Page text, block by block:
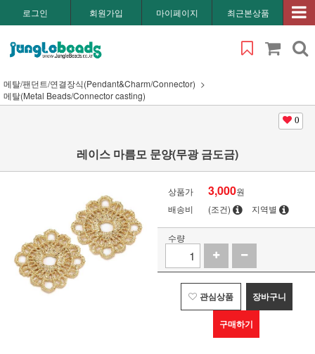
로그인 회원가입 마이페이지 최근본상품
메탈/팬던트/연결장식(Pendant&Charm/Connector)
메탈(Metal Beads/Connector casting)
0
레이스 마름모 문양(무광 금도금)
상품가 3,000원
배송비
(조건) 지역별
수량
관심상품 장바구니
구매하기